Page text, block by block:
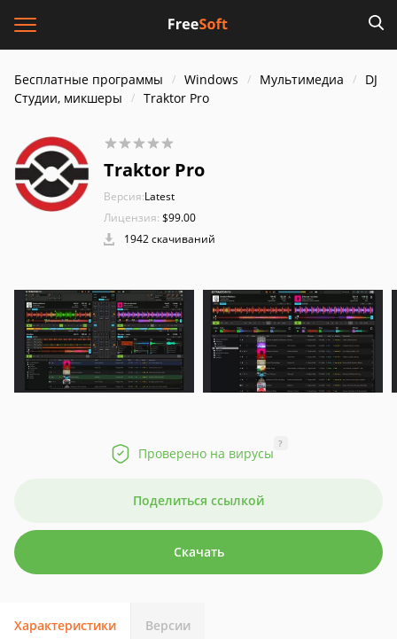
Бесплатные программы Windows Мультимедиа
DJ
Студии, микшеры
Traktor Pro
Traktor Pro
Версия:Latest
Лицензия: $99.00
1942 скачиваний
Проверено на вирусы
?
Поделиться ссылкой
Скачать
Характеристики Версии